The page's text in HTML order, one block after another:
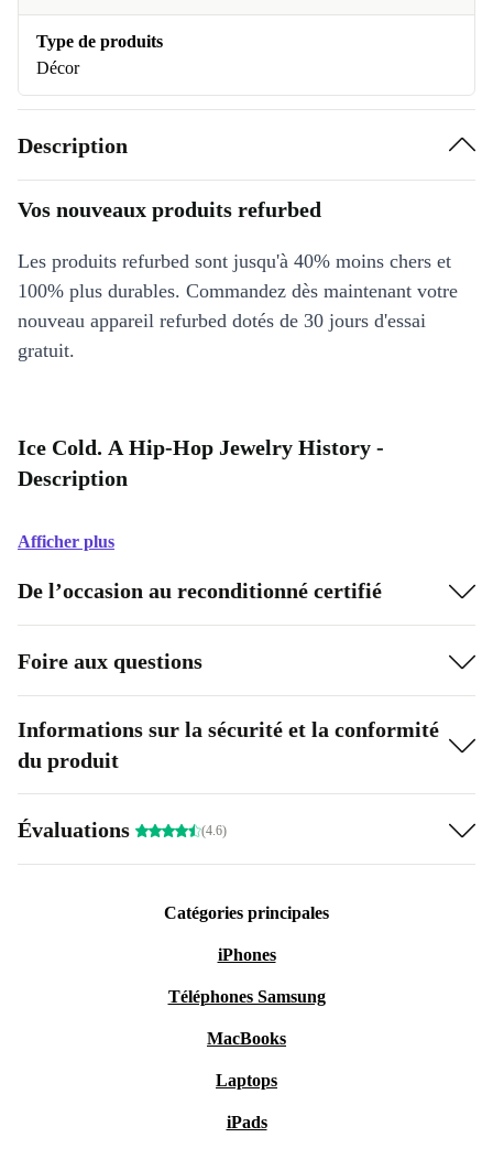
Type de produits
Décor
Description
Vos nouveaux produits refurbed
Les produits refurbed sont jusqu'à 40% moins chers et
100% plus durables. Commandez dès maintenant votre
nouveau appareil refurbed dotés de 30 jours d'essai
gratuit.
Ice Cold. A Hip-Hop Jewelry History -
Description
Afficher plus
De l’occasion au reconditionné certifié
Foire aux questions
Informations sur la sécurité et la conformité
du produit
Évaluations (4.6)
Catégories principales
iPhones
Téléphones Samsung
MacBooks
Laptops
iPads